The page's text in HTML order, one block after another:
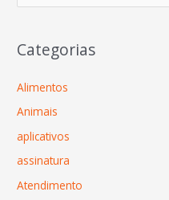
Categorias
Alimentos
Animais
aplicativos
assinatura
Atendimento